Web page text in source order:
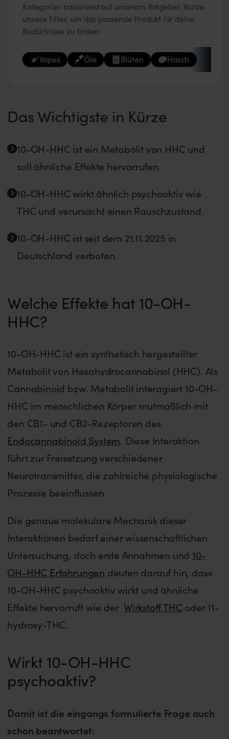
Kategorien basierend auf unserem Ratgeber. Nutze
unsere Filter, um das passende Produkt für deine
Bedürfnisse zu finden:
Vapes Öle Blüten Hasch
Das Wichtigste in Kürze
10-OH-HHC ist ein Metabolit von HHC und
soll ähnliche Effekte hervorrufen.
10-OH-HHC wirkt ähnlich psychoaktiv wie
THC und verursacht einen Rauschzustand.
10-OH-HHC ist seit dem 21.11.2025 in
Deutschland verboten.
Welche Effekte hat 10-OH-
HHC?
10-OH-HHC ist ein synthetisch hergestellter
Metabolit von Hexahydrocannabinol (HHC). Als
Cannabinoid bzw. Metabolit interagiert 10-OH-
HHC im menschlichen Körper mutmaßlich mit
den CB1- und CB2-Rezeptoren des
Endocannabinoid System. Diese Interaktion
führt zur Freisetzung verschiedener
Neurotransmitter, die zahlreiche physiologische
Prozesse beeinflussen.
Die genaue molekulare Mechanik dieser
Interaktionen bedarf einer wissenschaftlichen
Untersuchung, doch erste Annahmen und 10-
OH-HHC Erfahrungen deuten darauf hin, dass
10-OH-HHC psychoaktiv wirkt und ähnliche
Effekte hervorruft wie derWirkstoff THC oder 11-
hydroxy-THC.
Wirkt 10-OH-HHC
psychoaktiv?
Damit ist die eingangs formulierte Frage auch
schon beantwortet: